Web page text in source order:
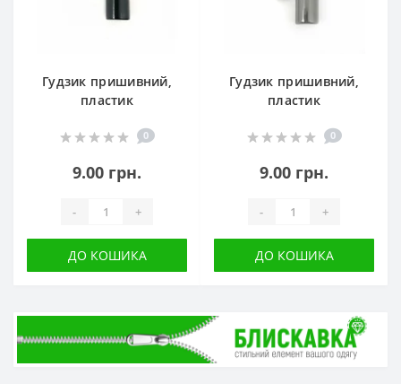
Гудзик пришивний,
пластик
0
9.00 грн.
- +
ДО КОШИКА
Гудзик пришивний,
пластик
0
9.00 грн.
- +
ДО КОШИКА